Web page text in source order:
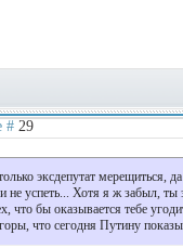
# 29
эксдепутат мерещиться,
успеть... Хотя я ж забыл, ты
бы оказывается тебе
что сегодня Путину